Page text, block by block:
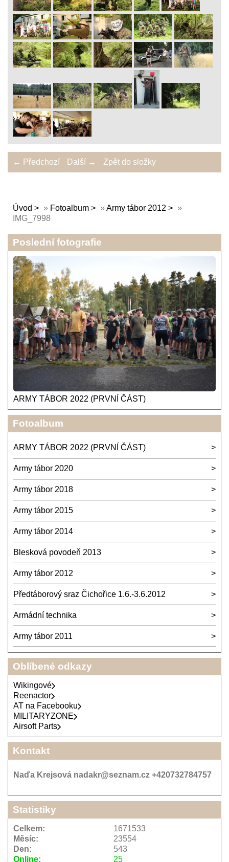
← Předchozí Další → Zpět do složky
Úvod » Fotoalbum »Army tábor 2012
»
IMG_7998
Poslední fotografie
ARMY TÁBOR 2022 (PRVNÍ ČÁST)
Fotoalbum
ARMY TÁBOR 2022 (PRVNÍ ČÁST)
Army tábor 2020
Army tábor 2018
Army tábor 2015
Army tábor 2014
Blesková povodeň 2013
Army tábor 2012
Předtáborový sraz Čichořice 1.6.-3.6.2012
Armádní technika
Army tábor 2011
Oblíbené odkazy
Wikingové
Reenactor
AT na Facebooku
MILITARYZONE
Airsoft Parts
Kontakt
Naďa Krejsová nadakr@seznam.cz +420732784757
Statistiky
Online: 25
Celkem:
1671533
Měsíc:
23554
Den:
543